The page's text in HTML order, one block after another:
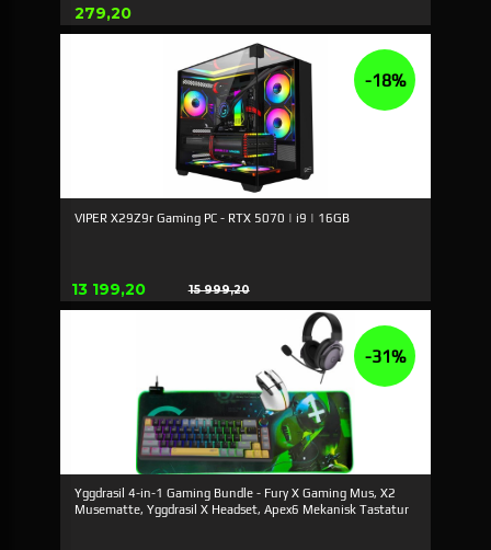
Pris
279,20
VIPER X29Z9r Gaming PC - RTX 5070 | i9 | 16GB
Erbjudande
13 199,20 15 999,20
Rabatt
-18%
Yggdrasil 4-in-1 Gaming Bundle - Fury X Gaming Mus, X2
Musematte, Yggdrasil X Headset, Apex6 Mekanisk Tastatur
-31%